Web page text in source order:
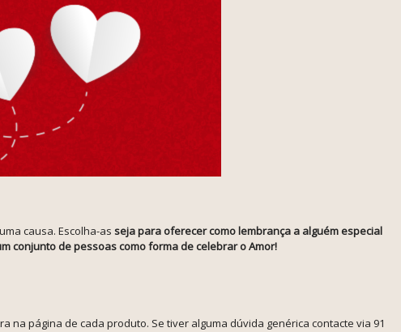
causa. Escolha-as seja para oferecer como lembrança a alguém especial
conjunto de pessoas como forma de celebrar o Amor!
página de cada produto. Se tiver alguma dúvida genérica contacte via 91